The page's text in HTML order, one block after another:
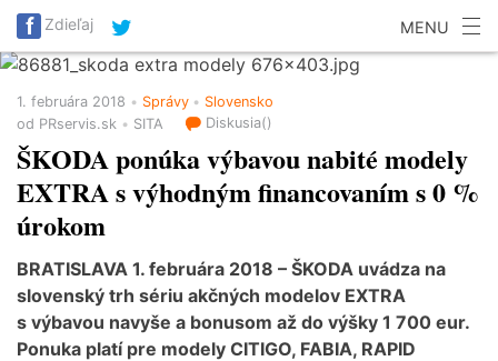
SITA Energetika
SITA Doprava
SITA Reality
SITA Školstvo
SITA Vidiek
Zdieľaj MENU
1. februára 2018 Správy
Slovensko
od PRservis.sk
SITA Diskusia()
ŠKODA ponúka výbavou nabité modely
EXTRA s výhodným financovaním s 0 %
úrokom
BRATISLAVA 1. februára 2018 – ŠKODA uvádza na
slovenský trh sériu akčných modelov EXTRA
s výbavou navyše a bonusom až do výšky 1 700 eur.
Ponuka platí pre modely CITIGO, FABIA, RAPID